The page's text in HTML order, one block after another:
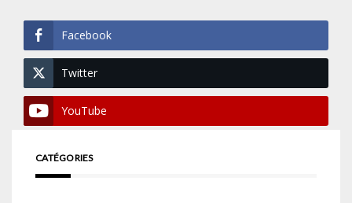
Facebook
Twitter
YouTube
CATÉGORIES